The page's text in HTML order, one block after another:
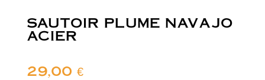
SAUTOIR PLUME NAVAJO
ACIER
29,00 €